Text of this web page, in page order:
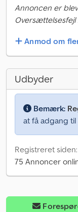
Annoncen er
Oversættelsesfejl
Anmod om
Udbyder
Bemærk:
at få adgang til
Registreret siden:
75 Annoncer